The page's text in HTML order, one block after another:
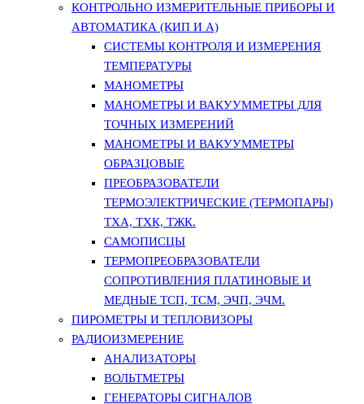
КОНТРОЛЬНО ИЗМЕРИТЕЛЬНЫЕ ПРИБОРЫ И
АВТОМАТИКА (КИП И А)
СИСТЕМЫ КОНТРОЛЯ И ИЗМЕРЕНИЯ
ТЕМПЕРАТУРЫ
МАНОМЕТРЫ
МАНОМЕТРЫ И ВАКУУММЕТРЫ ДЛЯ
ТОЧНЫХ ИЗМЕРЕНИЙ
МАНОМЕТРЫ И ВАКУУММЕТРЫ
ОБРАЗЦОВЫЕ
ПРЕОБРАЗОВАТЕЛИ
ТЕРМОЭЛЕКТРИЧЕСКИЕ (ТЕРМОПАРЫ)
ТХА, ТХК, ТЖК.
САМОПИСЦЫ
ТЕРМОПРЕОБРАЗОВАТЕЛИ
СОПРОТИВЛЕНИЯ ПЛАТИНОВЫЕ И
МЕДНЫЕ ТСП, ТСМ, ЭЧП, ЭЧМ.
ПИРОМЕТРЫ И ТЕПЛОВИЗОРЫ
РАДИОИЗМЕРЕНИЕ
АНАЛИЗАТОРЫ
ВОЛЬТМЕТРЫ
ГЕНЕРАТОРЫ СИГНАЛОВ